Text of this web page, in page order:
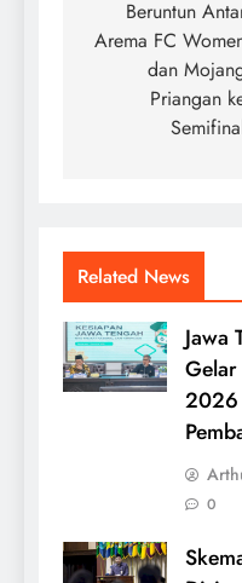
Beruntun
Arema FC
dan
Priangan
Related News
Jawa
2026
0